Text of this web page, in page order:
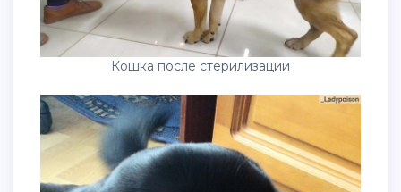
Кошка после стерилизации